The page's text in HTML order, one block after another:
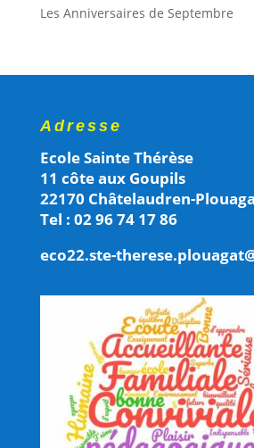
Les Anniversaires de Septembre
Adresse
Ecole Sainte Thérèse
11 côte aux Goupils
22170 Châtelaudren-
Tel : 02 96 74 17 86
eco22.ste-